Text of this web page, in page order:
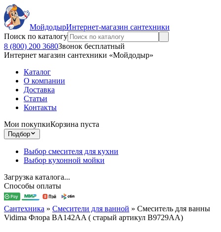
МойдодырИнтернет-магазин сантехники
Поиск по каталогу
8 (800) 200 3680Звонок бесплатный
Интернет магазин сантехники «Мойдодыр»
Каталог
О компании
Доставка
Статьи
Контакты
Мои покупкиКорзина пуста
Подбор
Выбор смесителя для кухни
Выбор кухонной мойки
Загрузка каталога...
Способы оплаты
Сантехника » Смесители для ванной » Смеситель для ванны
Vidima Флора BA142AA ( старый артикул B9729AA)